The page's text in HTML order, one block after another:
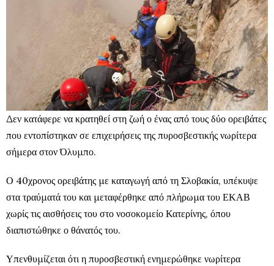
Δεν κατάφερε να κρατηθεί στη ζωή ο ένας από τους δύο ορειβάτες
που εντοπίστηκαν σε επιχειρήσεις της πυροσβεστικής νωρίτερα
σήμερα στον Όλυμπο.
Ο 40χρονος ορειβάτης με καταγωγή από τη Σλοβακία, υπέκυψε
στα τραύματά του και μεταφέρθηκε από πλήρωμα του ΕΚΑΒ
χωρίς τις αισθήσεις του στο νοσοκομείο Κατερίνης, όπου
διαπιστώθηκε ο θάνατός του.
Υπενθυμίζεται ότι η πυροσβεστική ενημερώθηκε νωρίτερα